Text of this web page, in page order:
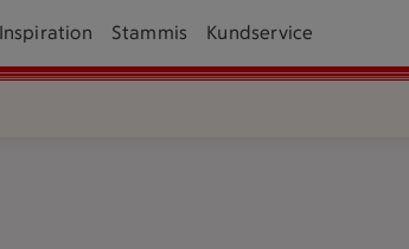
Inspiration Stammis Kundservice